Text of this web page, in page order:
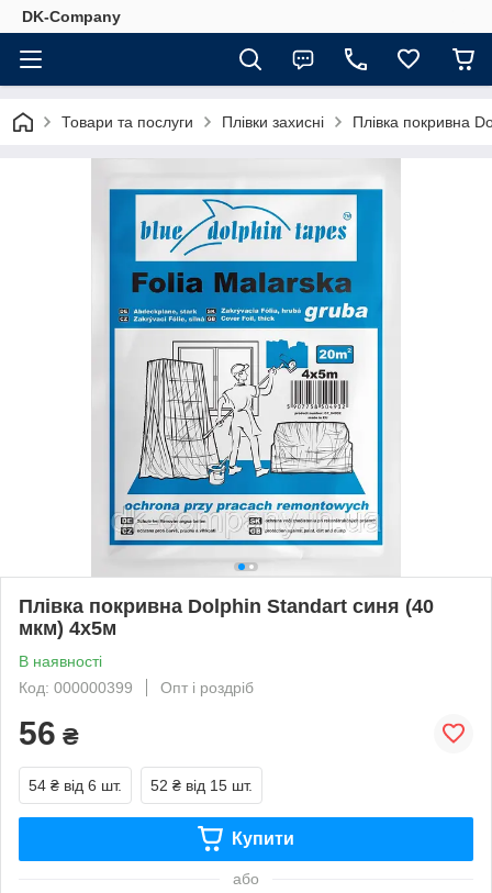
DK-Company
Товари та послуги Плівки захисні Плівка покривна
Плівка покривна Dolphin Standart синя (40
мкм) 4х5м
В наявності
Код: 000000399
Опт і роздріб
56 ₴
54 ₴ від 6 шт. 52 ₴ від 15 шт.
Купити
або